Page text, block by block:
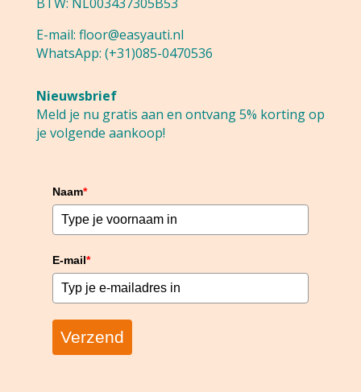
E-mail: floor@easyauti.nl
WhatsApp: (+31)085-0470536
Nieuwsbrief
Meld je nu gratis aan en ontvang 5% korting op
je volgende aankoop!
Naam*
E-mail*
Verzend